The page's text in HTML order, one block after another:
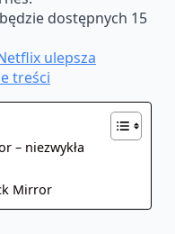
dostępnych 15
ulepsza
treści
– niezwykła
Mirror